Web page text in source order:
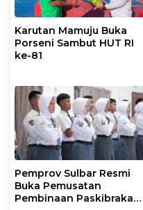
Karutan Mamuju Buka
Porseni Sambut HUT RI
ke-81
Pemprov Sulbar Resmi
Buka Pemusatan
Pembinaan Paskibraka